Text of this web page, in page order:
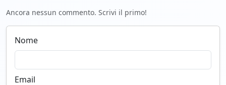
Ancora nessun commento. Scrivi il primo!
Nome
Email